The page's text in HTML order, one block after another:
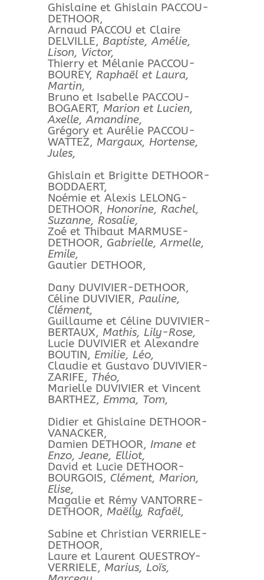
Ghislaine et Ghislain PACCOU-
DETHOOR,
Arnaud PACCOU et Claire
DELVILLE, Baptiste, Amélie,
Lison, Victor,
Thierry et Mélanie PACCOU-
BOUREY, Raphaël et Laura,
Martin,
Bruno et Isabelle PACCOU-
BOGAERT, Marion et Lucien,
Axelle, Amandine,
Grégory et Aurélie PACCOU-
WATTEZ, Margaux, Hortense,
Jules,
Ghislain et Brigitte DETHOOR-
BODDAERT,
Noémie et Alexis LELONG-
DETHOOR, Honorine, Rachel,
Suzanne, Rosalie,
Zoé et Thibaut MARMUSE-
DETHOOR, Gabrielle, Armelle,
Emile,
Gautier DETHOOR,
Dany DUVIVIER-DETHOOR,
Céline DUVIVIER, Pauline,
Clément,
Guillaume et Céline DUVIVIER-
BERTAUX, Mathis, Lily-Rose,
Lucie DUVIVIER et Alexandre
BOUTIN, Emilie, Léo,
Claudie et Gustavo DUVIVIER-
ZARIFE, Théo,
Marielle DUVIVIER et Vincent
BARTHEZ, Emma, Tom,
Didier et Ghislaine DETHOOR-
VANACKER,
Damien DETHOOR, Imane et
Enzo, Jeane, Elliot,
David et Lucie DETHOOR-
BOURGOIS, Clément, Marion,
Elise,
Magalie et Rémy VANTORRE-
DETHOOR, Maëlly, Rafaël,
Sabine et Christian VERRIELE-
DETHOOR,
Laure et Laurent QUESTROY-
VERRIELE, Marius, Loïs,